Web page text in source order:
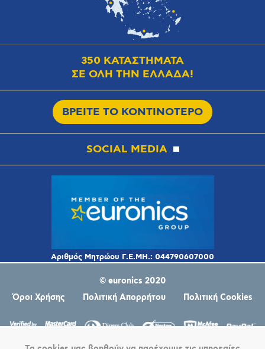
350 ΚΑΤΑΣΤΗΜΑΤΑ
ΣΕ ΟΛΗ ΤΗΝ ΕΛΛΑΔΑ!
ΒΡΕΙΤΕ ΤΟ ΚΟΝΤΙΝΟΤΕΡΟ
SOCIAL MEDIA
© euronics 2020
Όροι Χρήσης
Πολιτική Απορρήτου Πολιτική Cookies